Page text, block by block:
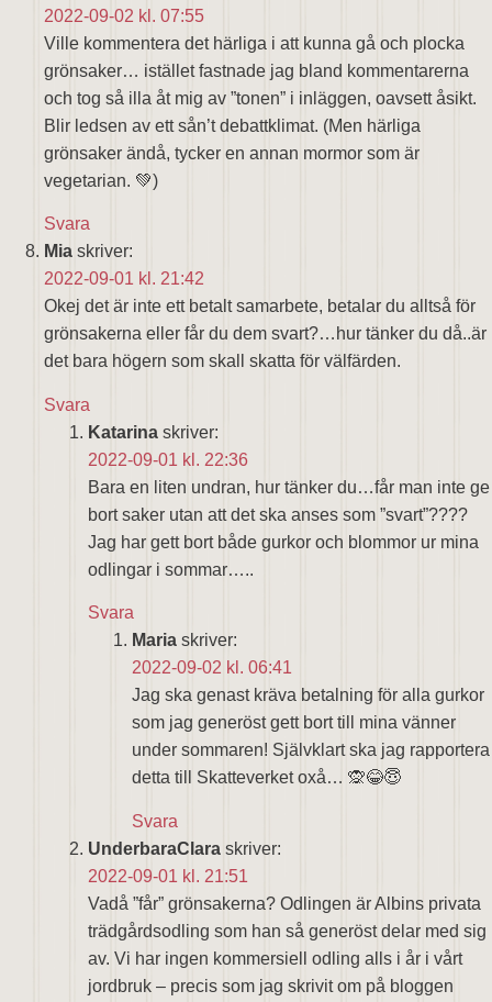
2022-09-02 kl. 07:55
Ville kommentera det härliga i att kunna gå och plocka
grönsaker… istället fastnade jag bland kommentarerna
och tog så illa åt mig av ”tonen” i inläggen, oavsett åsikt.
Blir ledsen av ett sån’t debattklimat. (Men härliga
grönsaker ändå, tycker en annan mormor som är
vegetarian. 💚)
Svara
Mia skriver:
2022-09-01 kl. 21:42
Okej det är inte ett betalt samarbete, betalar du alltså för
grönsakerna eller får du dem svart?…hur tänker du då..är
det bara högern som skall skatta för välfärden.
Svara
Katarina skriver:
2022-09-01 kl. 22:36
Bara en liten undran, hur tänker du…får man inte ge
bort saker utan att det ska anses som ”svart”????
Jag har gett bort både gurkor och blommor ur mina
odlingar i sommar…..
Svara
Maria skriver:
2022-09-02 kl. 06:41
Jag ska genast kräva betalning för alla gurkor
som jag generöst gett bort till mina vänner
under sommaren! Självklart ska jag rapportera
detta till Skatteverket oxå… 🙊😂😇
Svara
UnderbaraClara skriver:
2022-09-01 kl. 21:51
Vadå ”får” grönsakerna? Odlingen är Albins privata
trädgårdsodling som han så generöst delar med sig
av. Vi har ingen kommersiell odling alls i år i vårt
jordbruk – precis som jag skrivit om på bloggen